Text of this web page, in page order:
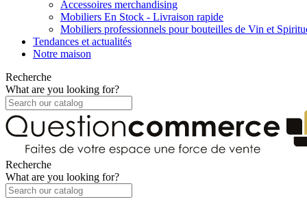
Accessoires merchandising
Mobiliers En Stock - Livraison rapide
Mobiliers professionnels pour bouteilles de Vin et
Tendances et actualités
Notre maison
Recherche
What are you looking for?
Recherche
What are you looking for?